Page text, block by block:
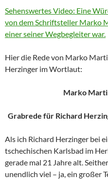
Sehenswertes Video: Eine
von dem Schriftsteller Marko
einer seiner Wegbegleiter war.
Hier die Rede von Marko
Herzinger im Wortlaut:
Marko
Grabrede für Richard
Als ich Richard Herzinger bei
tschechischen Karlsbad im
gerade mal 21 Jahre alt.
unendlich viel – ja, ein großer